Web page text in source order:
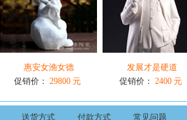
惠安女渔女德
促销价： 29800 元
发展才是硬道
促销价： 2400 元
送货方式 付款方式 常见问题